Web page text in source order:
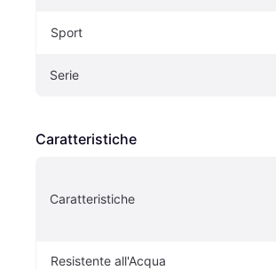
Sport
Serie
Caratteristiche
Caratteristiche
Resistente all'Acqua